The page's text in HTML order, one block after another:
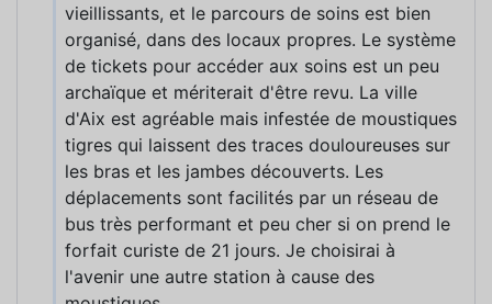
vieillissants, et le parcours de soins est bien
organisé, dans des locaux propres. Le système
de tickets pour accéder aux soins est un peu
archaïque et mériterait d'être revu. La ville
d'Aix est agréable mais infestée de moustiques
tigres qui laissent des traces douloureuses sur
les bras et les jambes découverts. Les
déplacements sont facilités par un réseau de
bus très performant et peu cher si on prend le
forfait curiste de 21 jours. Je choisirai à
l'avenir une autre station à cause des